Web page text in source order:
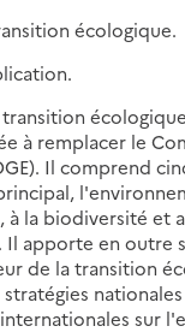
écologique.
à remplacer le
Il comprend
à la biodiversité et
apporte en outre
de la transition
sur